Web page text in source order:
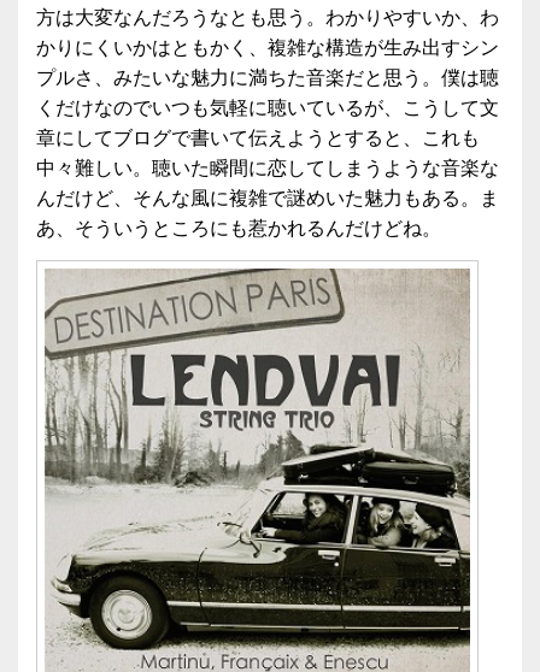
方は大変なんだろうなとも思う。わかりやすいか、わ
かりにくいかはともかく、複雑な構造が生み出すシン
プルさ、みたいな魅力に満ちた音楽だと思う。僕は聴
くだけなのでいつも気軽に聴いているが、こうして文
章にしてブログで書いて伝えようとすると、これも
中々難しい。聴いた瞬間に恋してしまうような音楽な
んだけど、そんな風に複雑で謎めいた魅力もある。ま
あ、そういうところにも惹かれるんだけどね。